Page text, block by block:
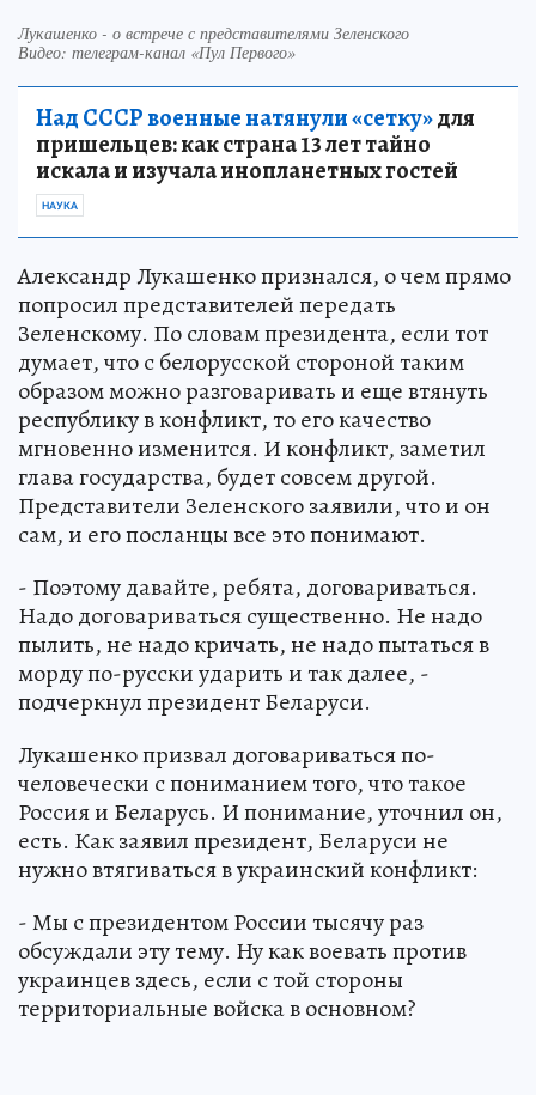
Лукашенко - о встрече с представителями Зеленского
Видео: телеграм-канал «Пул Первого»
Над СССР военные натянули «сетку»для
пришельцев: как страна 13 лет тайно
искала и изучала инопланетных гостей
НАУКА
Александр Лукашенко признался, о чем прямо
попросил представителей передать
Зеленскому. По словам президента, если тот
думает, что с белорусской стороной таким
образом можно разговаривать и еще втянуть
республику в конфликт, то его качество
мгновенно изменится. И конфликт, заметил
глава государства, будет совсем другой.
Представители Зеленского заявили, что и он
сам, и его посланцы все это понимают.
- Поэтому давайте, ребята, договариваться.
Надо договариваться существенно. Не надо
пылить, не надо кричать, не надо пытаться в
морду по-русски ударить и так далее, -
подчеркнул президент Беларуси.
Лукашенко призвал договариваться по-
человечески с пониманием того, что такое
Россия и Беларусь. И понимание, уточнил он,
есть. Как заявил президент, Беларуси не
нужно втягиваться в украинский конфликт:
- Мы с президентом России тысячу раз
обсуждали эту тему. Ну как воевать против
украинцев здесь, если с той стороны
территориальные войска в основном?